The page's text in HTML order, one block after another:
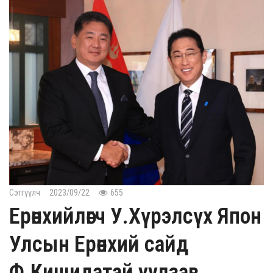
Сэтгүүлч 2023/09/22 655
Ерөнхийлөгч У.Хүрэлсүх Япон
Улсын Ерөнхий сайд